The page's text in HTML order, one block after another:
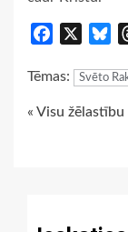
Facebook
Tēmas: Svēto
« Visu